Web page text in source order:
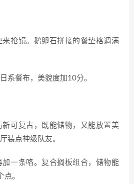
抢镜。鹅卵石拼接的餐垫格调满
餐布，美貌度加10分。
可复古，既能储物，又能放置美
装点神级队友。
一条咯。复合搁板组合，储物能
点。